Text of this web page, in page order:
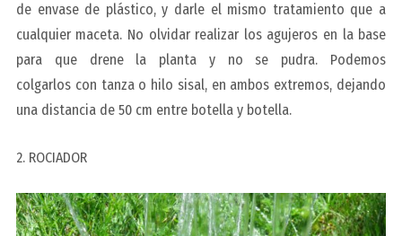
de envase de plástico, y darle el mismo tratamiento que a
cualquier maceta. No olvidar realizar los agujeros en la base
para que drene la planta y no se pudra. Podemos
colgarlos con tanza o hilo sisal, en ambos extremos, dejando
una distancia de 50 cm entre botella y botella.
2. ROCIADOR